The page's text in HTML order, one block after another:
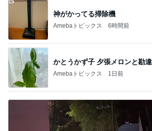
神がかってる掃除機
Amebaトピックス 6時間前
かとうかず子 夕張メロンと勘
Amebaトピックス 1日前